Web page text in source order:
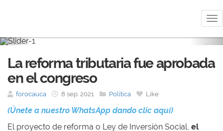
Previous
La reforma tributaria fue aprobada
en el congreso
forocauca 8 sep. 2021 Política Like
(Únete a nuestro WhatsApp dando clic aquí)
El proyecto de reforma o Ley de Inversión Social, el